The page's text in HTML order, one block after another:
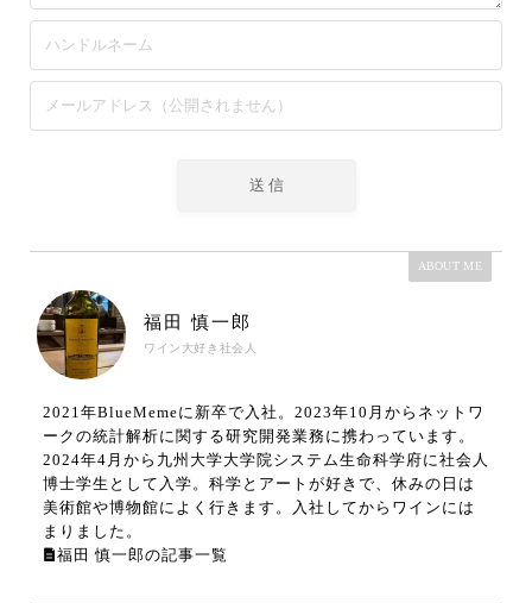
ABOUT ME
福田 慎一郎
ワイン大好き社会人
2021年BlueMemeに新卒で入社。2023年10月からネットワ
ークの統計解析に関する研究開発業務に携わっています。
2024年4月から九州大学大学院システム生命科学府に社会人
博士学生として入学。科学とアートが好きで、休みの日は
美術館や博物館によく行きます。入社してからワインには
まりました。
福田 慎一郎の記事一覧